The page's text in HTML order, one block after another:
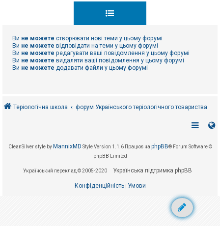
Ви не можете створювати нові теми у цьому форумі
Ви не можете відповідати на теми у цьому форумі
Ви не можете редагувати ваші повідомлення у цьому форумі
Ви не можете видаляти ваші повідомлення у цьому форумі
Ви не можете додавати файли у цьому форумі
Теріологічна школа форум Українського теріологічного товариства
CleanSilver style by MannixMD Style Version 1.1.6 Працює на phpBB® Forum Software ©
phpBB Limited
Український переклад © 2005-2020 Українська підтримка phpBB
Конфіденційність| Умови